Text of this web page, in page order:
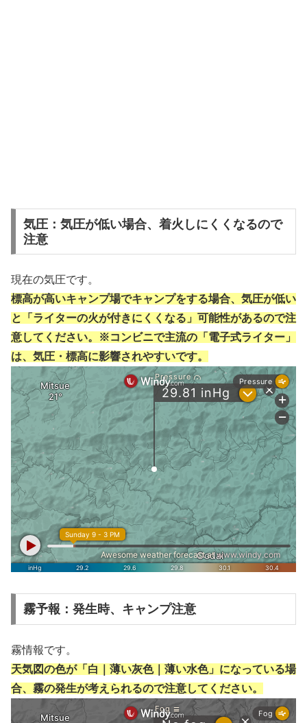
気圧：気圧が低い場合、着火しにくくなるので
注意
現在の気圧です。
標高が高いキャンプ場でキャンプをする場合、気圧が低い
と「ライターの火が付きにくくなる」可能性があるので注
意してください。※コンビニで主流の「電子式ライター」
は、気圧・標高に影響されやすいです。
霧予報：発生時、キャンプ注意
霧情報です。
天気図の色が「白｜薄い灰色｜薄い水色」になっている場
合、霧の発生が考えられるので注意してください。